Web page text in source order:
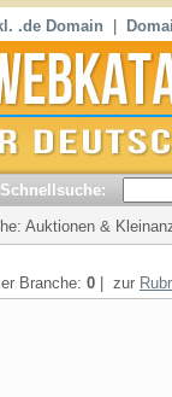
.de Domain
Schnellsuche:
Auktionen &
Branche: 0 | zur